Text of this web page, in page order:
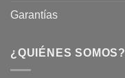
Garantías
¿QUIÉNES SOMOS?